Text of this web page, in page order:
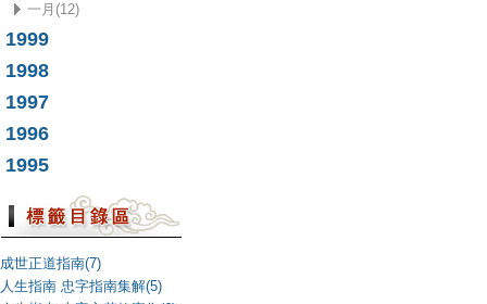
一月(12)
1999
1998
1997
1996
1995
成世正道指南(7)
人生指南 忠字指南集解(5)